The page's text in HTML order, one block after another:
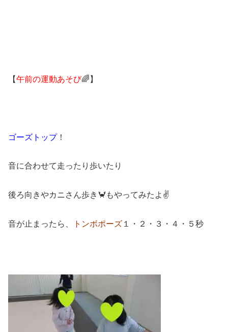
【午前の運動あそび🌈】
ゴーズトップ！
音に合わせて走ったり歩いたり
後ろ向きやカニさん歩き🦀もやってみたよ✌
音が止まったら、 トンボポーズ １・２・３・４・５秒